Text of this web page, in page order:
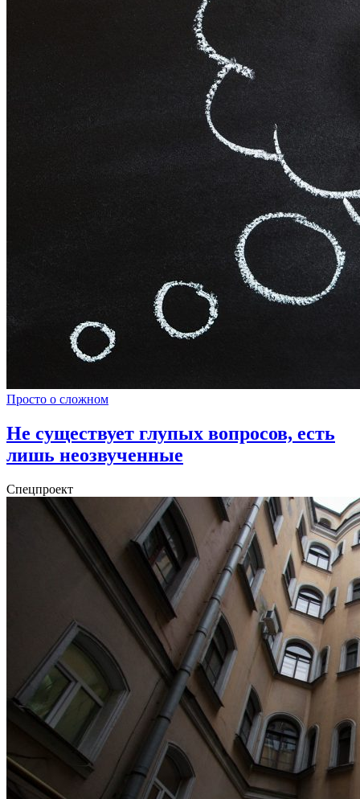
Просто о сложном
Не существует глупых вопросов, есть
лишь неозвученные
Спецпроект